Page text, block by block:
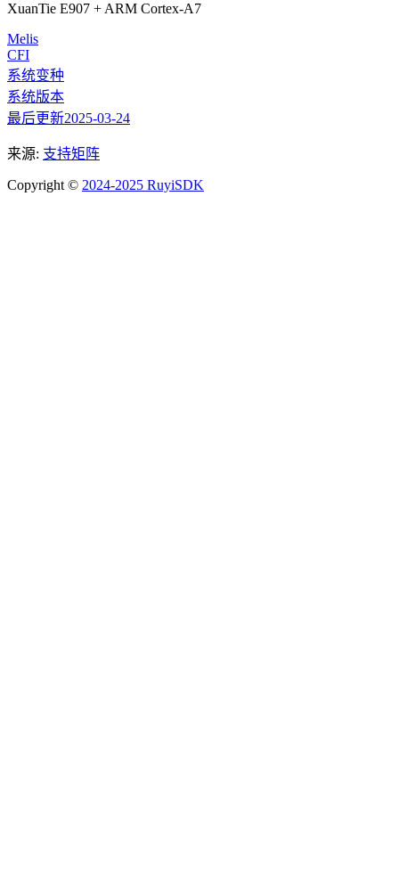
XuanTie E907 + ARM Cortex-A7
Melis
CFI
系统变种
系统版本
最后更新2025-03-24
来源: 支持矩阵
Copyright © 2024-2025 RuyiSDK